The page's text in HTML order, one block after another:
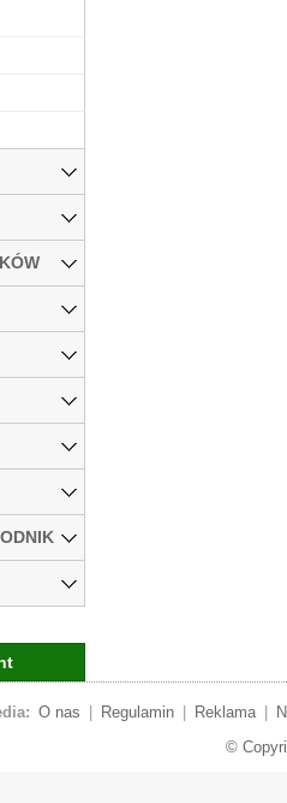
O nas Regulamin Reklama
©